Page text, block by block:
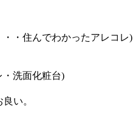
・住んでわかったアレコレ)
洗面化粧台)
い。